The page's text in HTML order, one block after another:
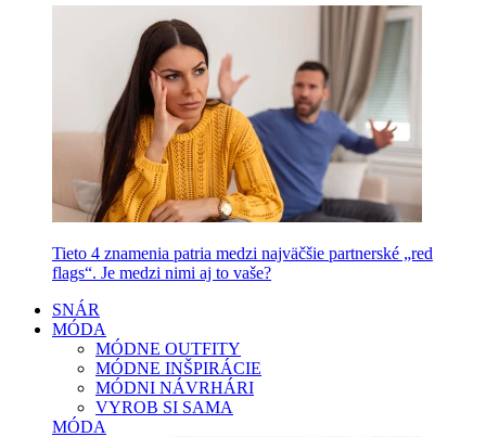
Tieto 4 znamenia patria medzi najväčšie partnerské „red
flags“. Je medzi nimi aj to vaše?
SNÁR
MÓDA
MÓDNE OUTFITY
MÓDNE INŠPIRÁCIE
MÓDNI NÁVRHÁRI
VYROB SI SAMA
MÓDA